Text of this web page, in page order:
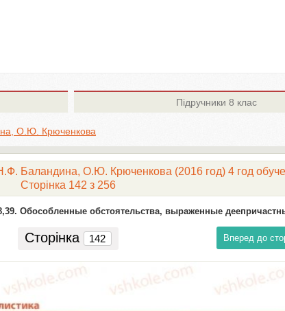
Підручники 8 клас
О.Ю. Крюченкова
Баландина, О.Ю. Крюченкова (2016 год) 4 год
Сторінка 142 з 256
Обособленные обстоятельства, выраженные
Сторінка Вперед до